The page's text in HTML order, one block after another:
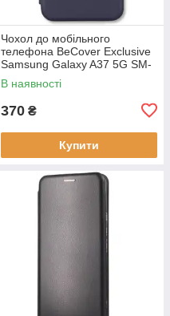
Чохол до мобільного
телефона BeCover Exclusive
Samsung Galaxy A37 5G SM-
A376 Deep Blue (715019)
В наявності
370 ₴
Купити